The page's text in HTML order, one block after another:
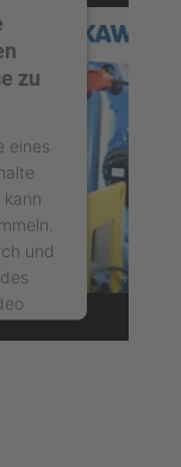
zu
eines
und